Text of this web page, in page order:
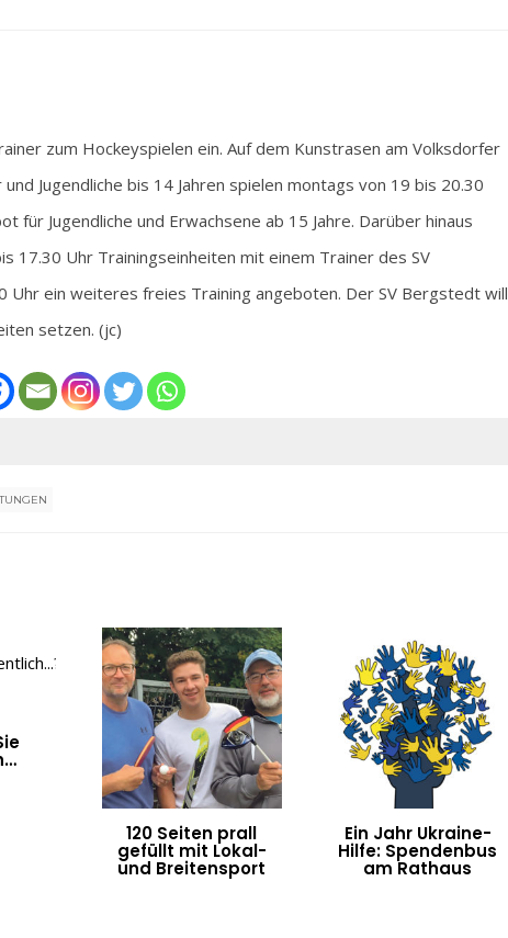
zum Hockeyspielen ein. Auf dem Kunstrasen am Volksdorfer
Jugendliche bis 14 Jahren spielen montags von 19 bis 20.30
für Jugendliche und Erwachsene ab 15 Jahre. Darüber hinaus
17.30 Uhr Trainingseinheiten mit einem Trainer des SV
ein weiteres freies Training angeboten. Der SV Bergstedt will
setzen. (jc)
120 Seiten prall
gefüllt mit Lokal-
und Breitensport
Ein Jahr Ukraine-
Hilfe: Spendenbus
am Rathaus